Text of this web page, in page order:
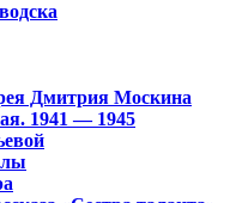
Дмитрия Москина
1941 — 1945